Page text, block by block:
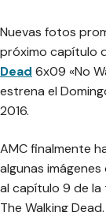
Nuevas fotos
próximo capítulo
Dead 6x09 «No
estrena el
2016.
AMC finalmente
algunas
al capítulo 9 de
The Walking Dead.